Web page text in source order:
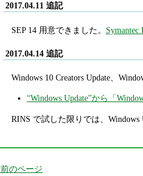
2017.04.11 追記
SEP 14 用意できました。
2017.04.14 追記
Windows 10 Creators Update、
“Windows Update”から「
RINS で試した限りでは、
前のページ